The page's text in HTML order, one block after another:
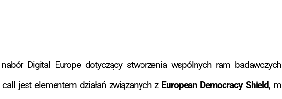
Digital Europe dotyczący stworzenia wspólnych ram
jest elementem działań związanych z European Democracy Shield,